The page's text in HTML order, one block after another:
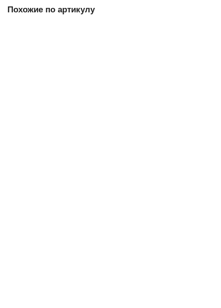
Похожие по артикулу